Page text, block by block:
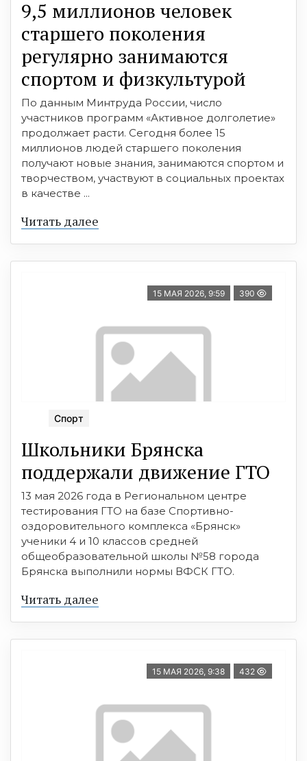
9,5 миллионов человек
старшего поколения
регулярно занимаются
спортом и физкультурой
По данным Минтруда России, число
участников программ «Активное долголетие»
продолжает расти. Сегодня более 15
миллионов людей старшего поколения
получают новые знания, занимаются спортом и
творчеством, участвуют в социальных проектах
в качестве ...
Читать далее
15 МАЯ 2026, 9:59 390
Спорт
Школьники Брянска
поддержали движение ГТО
13 мая 2026 года в Региональном центре
тестирования ГТО на базе Спортивно-
оздоровительного комплекса «Брянск»
ученики 4 и 10 классов средней
общеобразовательной школы №58 города
Брянска выполнили нормы ВФСК ГТО.
Читать далее
15 МАЯ 2026, 9:38 432